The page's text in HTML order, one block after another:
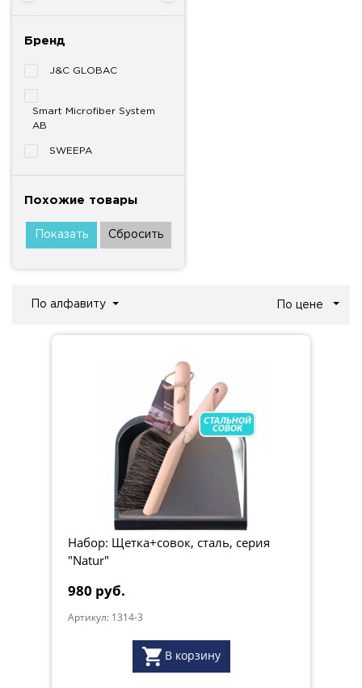
Бренд
J&C GLOBAC
Smart Microfiber System
AB
SWEEPA
Похожие товары
По алфавиту По цене
Набор: Щетка+совок, сталь, серия
"Natur"
980 руб.
Артикул: 1314-3
В корзину